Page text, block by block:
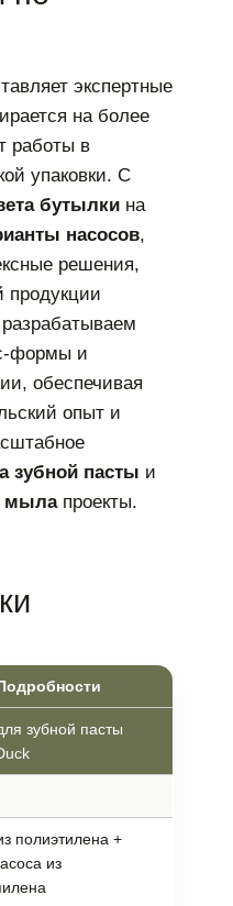
экспертные
на более
работы в
упаковки. С
бутылки на
насосов,
решения,
продукции
формы и
обеспечивая
опыт и
зубной пасты и
мылапроекты.
зубной пасты
полиэтилена +
из